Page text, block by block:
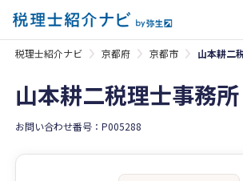
税理士紹介ナビ 京都府 京都市 山本耕二
山本耕二税理士事務所
お問い合わせ番号：P005288